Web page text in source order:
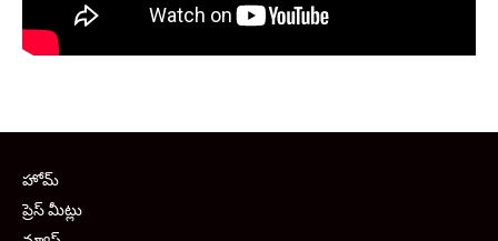
హోమ్
ప్రెస్ మీట్లు